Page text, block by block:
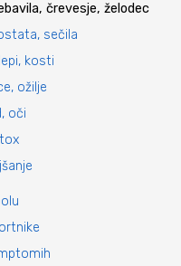
črevesje, želodec
sečila
kosti
ožilje
oči